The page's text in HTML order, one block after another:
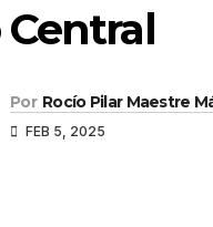
Por Rocío Pilar Maestre
FEB 5, 2025